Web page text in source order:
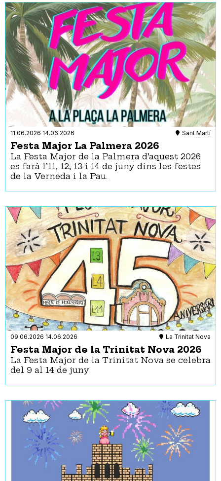
11.06.2026 14.06.2026 Sant Martí
Festa Major La Palmera 2026
La Festa Major de la Palmera d’aquest 2026
es farà l’11, 12, 13 i 14 de juny dins les festes
de la Verneda i la Pau.
09.06.2026 14.06.2026 La Trinitat Nova
Festa Major de la Trinitat Nova 2026
La Festa Major de la Trinitat Nova se celebra
del 9 al 14 de juny